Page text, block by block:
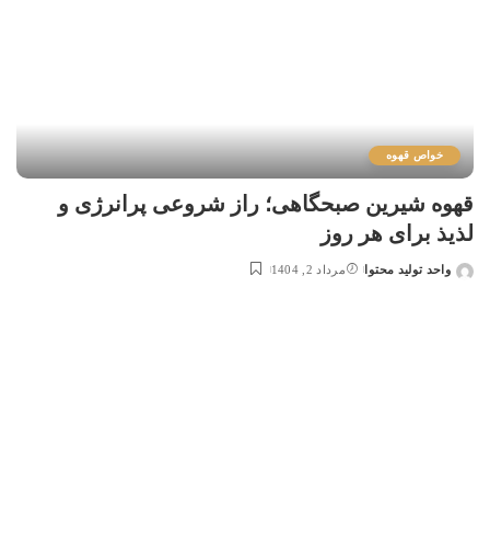
خواص قهوه
قهوه شیرین صبحگاهی؛ راز شروعی پرانرژی و
لذیذ برای هر روز
واحد تولید محتوا مرداد 2, 1404